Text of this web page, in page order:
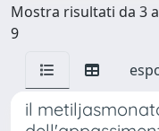
Mostra risultati da 3
9
il